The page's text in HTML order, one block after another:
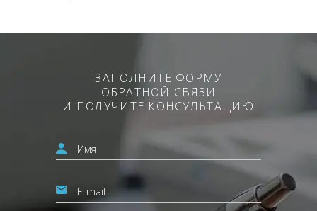
ЗАПОЛНИТЕ ФОРМУ
ОБРАТНОЙ СВЯЗИ
И ПОЛУЧИТЕ КОНСУЛЬТАЦИЮ